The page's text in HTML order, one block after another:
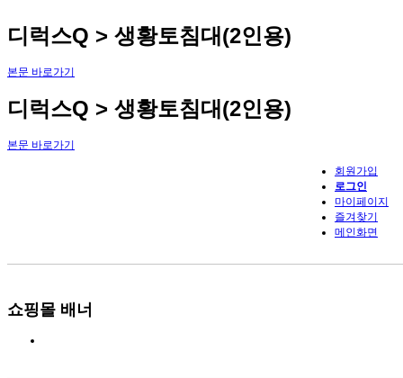
디럭스Q > 생황토침대(2인용)
본문 바로가기
디럭스Q > 생황토침대(2인용)
본문 바로가기
회원가입
로그인
마이페이지
즐겨찾기
메인화면
쇼핑몰 배너